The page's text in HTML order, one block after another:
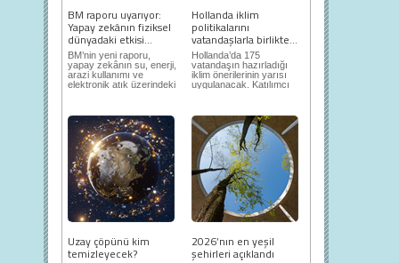
BM raporu uyarıyor:
Yapay zekânın fiziksel
dünyadaki etkisi...
BM’nin yeni raporu,
yapay zekânın su, enerji,
arazi kullanımı ve
elektronik atık üzerindeki
Hollanda iklim
politikalarını
vatandaşlarla birlikte...
Hollanda’da 175
vatandaşın hazırladığı
iklim önerilerinin yarısı
uygulanacak. Katılımcı
Uzay çöpünü kim
temizleyecek?
2026’nın en yeşil
şehirleri açıklandı